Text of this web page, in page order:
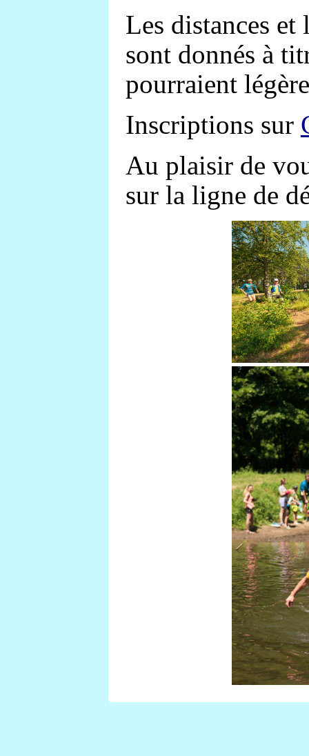
Les distances et
sont donnés à
pourraient
Inscriptions sur
Au plaisir de
sur la ligne de